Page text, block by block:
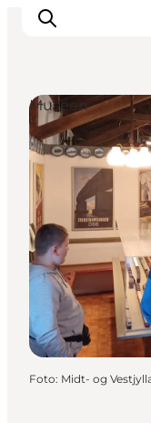
Museen
Foto: Midt- og